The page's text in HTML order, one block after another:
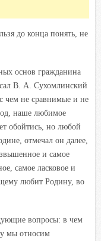
до конца понять, не
основ гражданина
В. А. Сухомлинский
чем не сравнимые и не
наше любимое
обойтись, но любой
отмечал он далее,
и самое
самое ласковое и
любит Родину, во
вопросы: в чем
мы относим